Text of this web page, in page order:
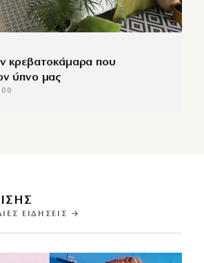
κρεβατοκάμαρα που
ύπνο μας
ΕΙΔΉΣΕΙΣ →